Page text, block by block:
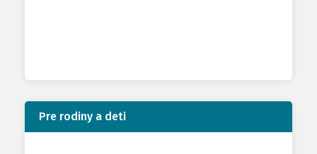
Pre rodiny a deti